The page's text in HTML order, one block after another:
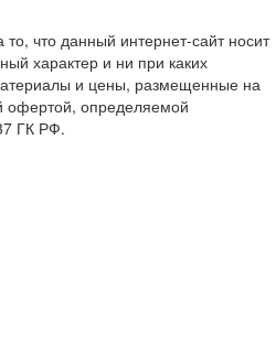
что данный интернет-сайт носит
характер и ни при каких
и цены, размещенные на
офертой, определяемой
ГК РФ.